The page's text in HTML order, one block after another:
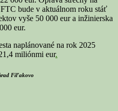
bude v aktuálnom roku stáť
vyše 50 000 eur a inžinierska
eur.
naplánované na rok 2025
miliónmi eur.
Fiľakovo